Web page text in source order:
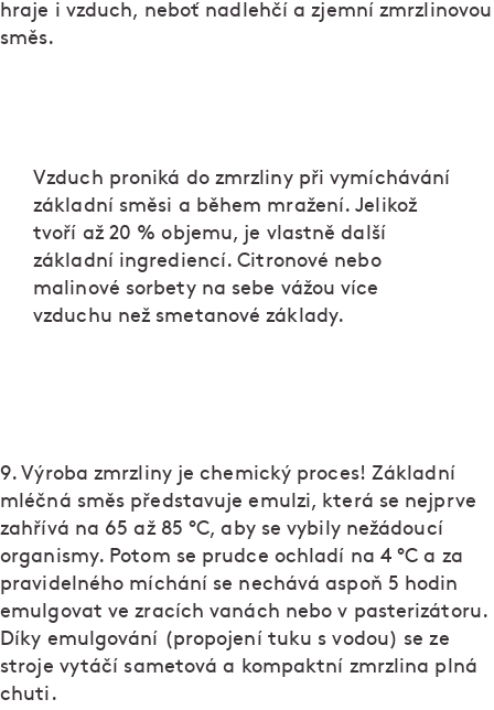
hraje i vzduch, neboť nadlehčí a zjemní zmrzlinovou
směs.
Vzduch proniká do zmrzliny při vymíchávání
základní směsi a během mražení. Jelikož
tvoří až 20 % objemu, je vlastně další
základní ingrediencí. Citronové nebo
malinové sorbety na sebe vážou více
vzduchu než smetanové základy.
9. Výroba zmrzliny je chemický proces! Základní
mléčná směs představuje emulzi, která se nejprve
zahřívá na 65 až 85 °C, aby se vybily nežádoucí
organismy. Potom se prudce ochladí na 4 °C a za
pravidelného míchání se nechává aspoň 5 hodin
emulgovat ve zracích vanách nebo v pasterizátoru.
Díky emulgování (propojení tuku s vodou) se ze
stroje vytáčí sametová a kompaktní zmrzlina plná
chuti.